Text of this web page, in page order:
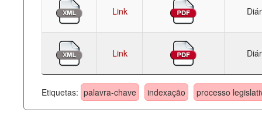
Link
Link
Etiquetas: palavra-chave indexação processo